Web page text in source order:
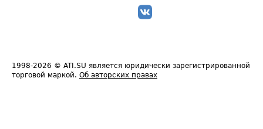
1998-2026 © ATI.SU является юридически зарегистрированной
торговой маркой. Об авторских правах